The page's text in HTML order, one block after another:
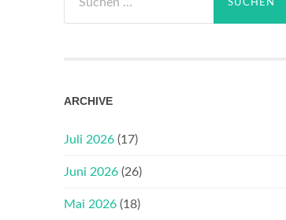
nach:
ARCHIVE
Juli 2026 (17)
Juni 2026 (26)
Mai 2026 (18)